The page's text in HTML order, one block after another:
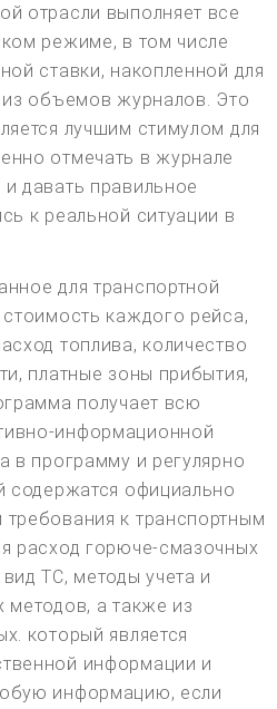
отрасли выполняет все
режиме, в том числе
ставки, накопленной для
из объемов журналов. Это
лучшим стимулом для
отмечать в журнале
давать правильное
к реальной ситуации в
для транспортной
каждого рейса,
топлива, количество
платные зоны прибытия,
получает всю
информационной
в программу и регулярно
содержатся официально
к транспортным
расход горюче-смазочных
ТС, методы учета и
методов, а также из
который является
информации и
информацию, если